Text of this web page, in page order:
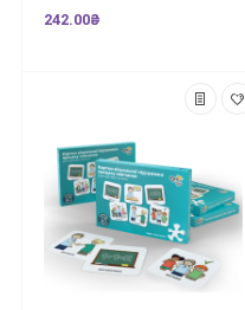
242.00₴